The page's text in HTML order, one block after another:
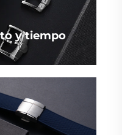
y tiempo